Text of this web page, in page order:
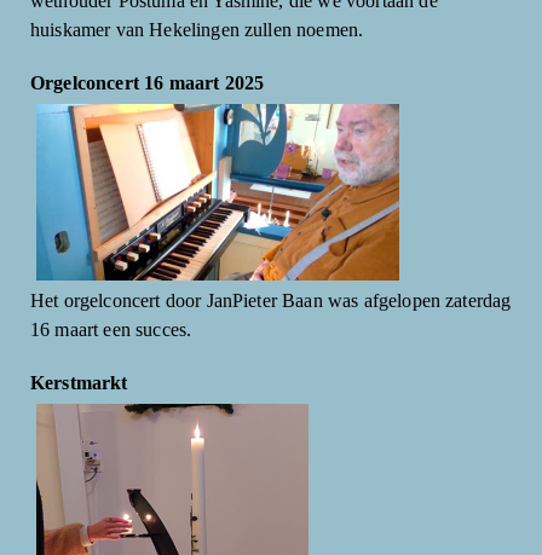
huiskamer van Hekelingen zullen noemen.
Orgelconcert 16 maart 2025
Het orgelconcert door JanPieter Baan was afgelopen zaterdag
16 maart een succes.
Kerstmarkt